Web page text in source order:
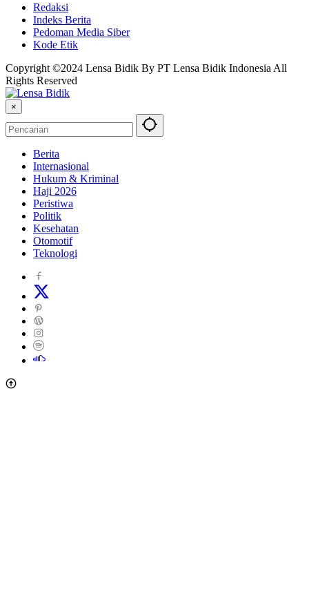
Redaksi
Indeks Berita
Pedoman Media Siber
Kode Etik
Copyright ©2024 Lensa Bidik By PT Lensa Bidik Indonesia All
Rights Reserved
×
Berita
Internasional
Hukum & Kriminal
Haji 2026
Peristiwa
Politik
Kesehatan
Otomotif
Teknologi